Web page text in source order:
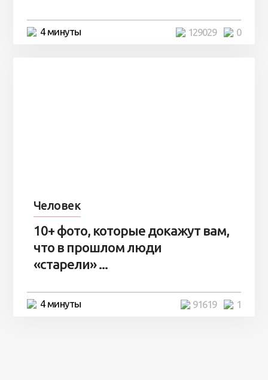
4 минуты 0
129029
Человек
10+ фото, которые докажут вам,
что в прошлом люди
«старели» ...
4 минуты 1
91619